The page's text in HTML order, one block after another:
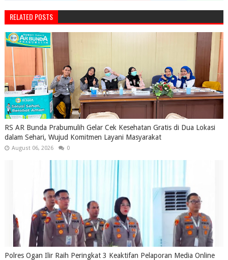
RELATED POSTS
RS AR Bunda Prabumulih Gelar Cek Kesehatan Gratis di Dua Lokasi
dalam Sehari, Wujud Komitmen Layani Masyarakat
August 06, 2026 0
Polres Ogan Ilir Raih Peringkat 3 Keaktifan Pelaporan Media Online